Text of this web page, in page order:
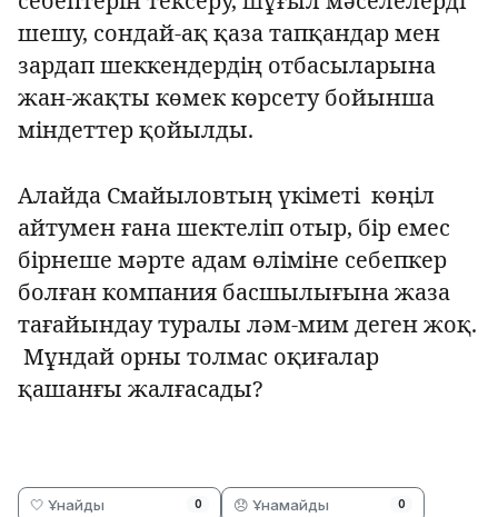
шешу, сондай-ақ қаза тапқандар мен
зардап шеккендердің отбасыларына
жан-жақты көмек көрсету бойынша
міндеттер қойылды.
Алайда Смайыловтың үкіметі көңіл
айтумен ғана шектеліп отыр, бір емес
бірнеше мәрте адам өліміне себепкер
болған компания басшылығына жаза
тағайындау туралы ләм-мим деген жоқ.
Мұндай орны толмас оқиғалар
қашанғы жалғасады?
🤍 Ұнайды 0 😞 Ұнамайды 0